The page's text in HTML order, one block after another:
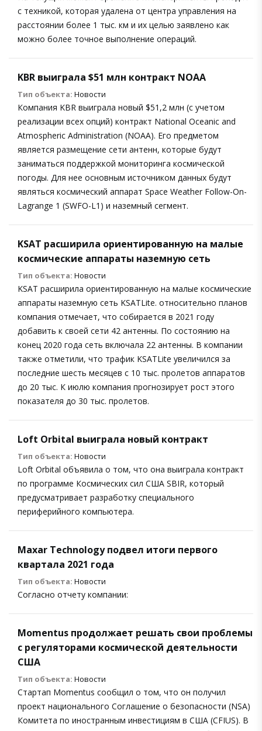
с техникой, которая удалена от центра управления на
расстоянии более 1 тыс. км и их целью заявлено как
можно более точное выполнение операций.
KBR выиграла $51 млн контракт NOAA
Тип объекта: Новости
Компания KBR выиграла новый $51,2 млн (с учетом
реализации всех опций) контракт National Oceanic and
Atmospheric Administration (NOAA). Его предметом
является размещение сети антенн, которые будут
заниматься поддержкой мониторинга космической
погоды. Для нее основным источником данных будут
являться космический аппарат Space Weather Follow-On-
Lagrange 1 (SWFO-L1) и наземный сегмент.
KSAT расширила ориентированную на малые
космические аппараты наземную сеть
Тип объекта: Новости
KSAT расширила ориентированную на малые космические
аппараты наземную сеть KSATLite. относительно планов
компания отмечает, что собирается в 2021 году
добавить к своей сети 42 антенны. По состоянию на
конец 2020 года сеть включала 22 антенны. В компании
также отметили, что трафик KSATLite увеличился за
последние шесть месяцев с 10 тыс. пролетов аппаратов
до 20 тыс. К июлю компания прогнозирует рост этого
показателя до 30 тыс. пролетов.
Loft Orbital выиграла новый контракт
Тип объекта: Новости
Loft Orbital объявила о том, что она выиграла контракт
по программе Космических сил США SBIR, который
предусматривает разработку специального
периферийного компьютера.
Maxar Technology подвел итоги первого
квартала 2021 года
Тип объекта: Новости
Согласно отчету компании:
Momentus продолжает решать свои проблемы
с регуляторами космической деятельности
США
Тип объекта: Новости
Стартап Momentus сообщил о том, что он получил
проект национального Соглашение о безопасности (NSA)
Комитета по иностранным инвестициям в США (CFIUS). В